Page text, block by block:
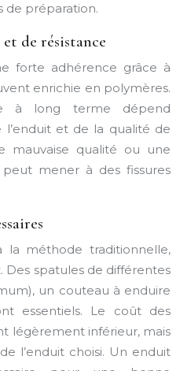
de préparation.
et de résistance
forte adhérence grâce à
enrichie en polymères.
à long terme dépend
et de la qualité de
mauvaise qualité ou une
mener à des fissures
la méthode traditionnelle,
Des spatules de différentes
un couteau à enduire
essentiels. Le coût des
légèrement inférieur, mais
l’enduit choisi. Un enduit